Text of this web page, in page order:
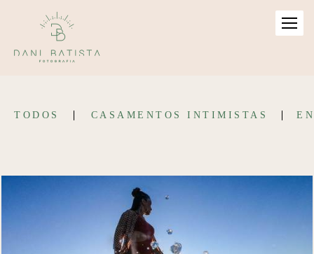
TODOS CASAMENTOS INTIMISTAS